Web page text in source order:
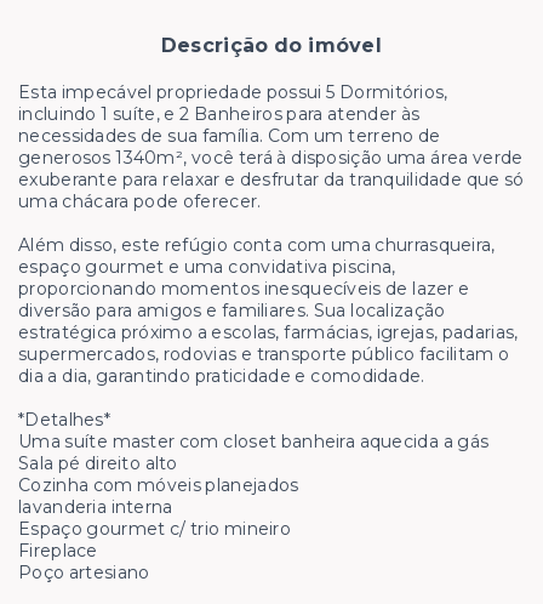
Descrição do imóvel
Esta impecável propriedade possui 5 Dormitórios,
incluindo 1 suíte, e 2 Banheiros para atender às
necessidades de sua família. Com um terreno de
generosos 1340m², você terá à disposição uma área verde
exuberante para relaxar e desfrutar da tranquilidade que só
uma chácara pode oferecer.
Além disso, este refúgio conta com uma churrasqueira,
espaço gourmet e uma convidativa piscina,
proporcionando momentos inesquecíveis de lazer e
diversão para amigos e familiares. Sua localização
estratégica próximo a escolas, farmácias, igrejas, padarias,
supermercados, rodovias e transporte público facilitam o
dia a dia, garantindo praticidade e comodidade.
*Detalhes*
Uma suíte master com closet banheira aquecida a gás
Sala pé direito alto
Cozinha com móveis planejados
lavanderia interna
Espaço gourmet c/ trio mineiro
Fireplace
Poço artesiano